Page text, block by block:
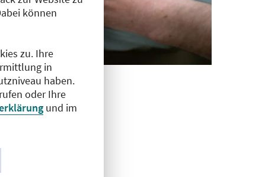
können
zu. Ihre
in
haben.
oder Ihre
und im